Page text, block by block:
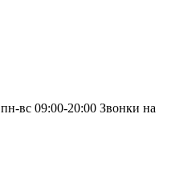
пн-вс 09:00-20:00 Звонки на